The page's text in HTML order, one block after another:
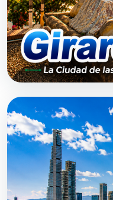
DESDE $0
Girardot
2 h 20 min aprox.